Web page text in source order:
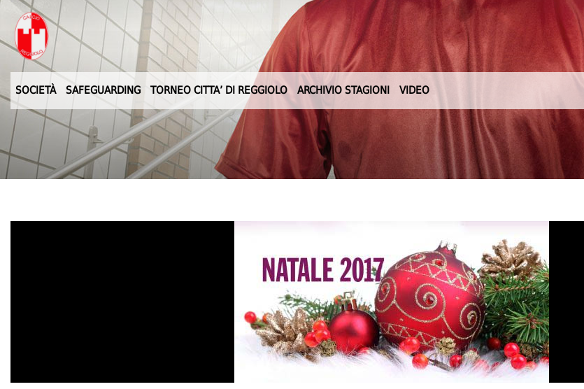
SOCIETÀ SAFEGUARDING TORNEO CITTA’ DI REGGIOLO ARCHIVIO STAGIONI VIDEO